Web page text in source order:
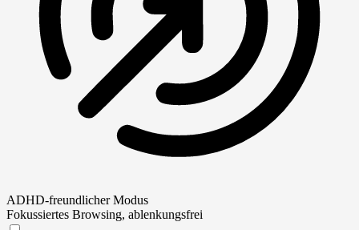
ADHD-freundlicher Modus
Fokussiertes Browsing, ablenkungsfrei